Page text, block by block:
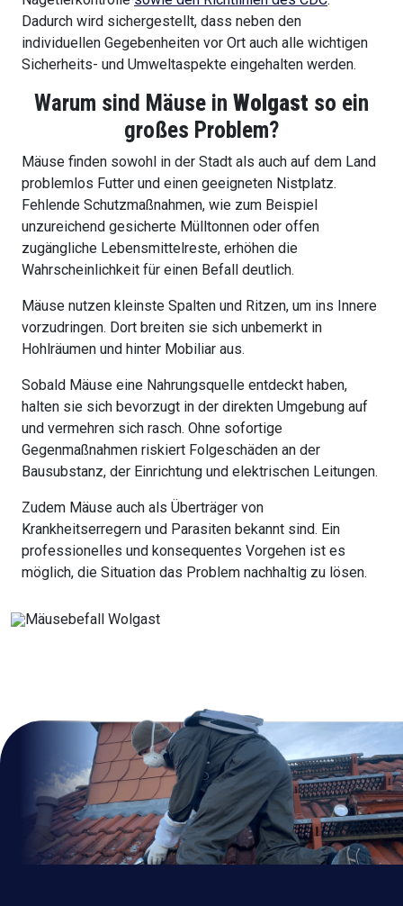
Dadurch wird sichergestellt, dass neben den
individuellen Gegebenheiten vor Ort auch alle wichtigen
Sicherheits- und Umweltaspekte eingehalten werden.
Warum sind Mäuse in Wolgast so ein
großes Problem?
Mäuse finden sowohl in der Stadt als auch auf dem Land
problemlos Futter und einen geeigneten Nistplatz.
Fehlende Schutzmaßnahmen, wie zum Beispiel
unzureichend gesicherte Mülltonnen oder offen
zugängliche Lebensmittelreste, erhöhen die
Wahrscheinlichkeit für einen Befall deutlich.
Mäuse nutzen kleinste Spalten und Ritzen, um ins Innere
vorzudringen. Dort breiten sie sich unbemerkt in
Hohlräumen und hinter Mobiliar aus.
Sobald Mäuse eine Nahrungsquelle entdeckt haben,
halten sie sich bevorzugt in der direkten Umgebung auf
und vermehren sich rasch. Ohne sofortige
Gegenmaßnahmen riskiert Folgeschäden an der
Bausubstanz, der Einrichtung und elektrischen Leitungen.
Zudem Mäuse auch als Überträger von
Krankheitserregern und Parasiten bekannt sind. Ein
professionelles und konsequentes Vorgehen ist es
möglich, die Situation das Problem nachhaltig zu lösen.